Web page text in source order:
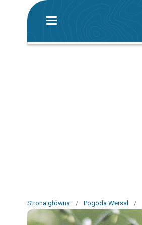
Strona główna / Pogoda Wersal /